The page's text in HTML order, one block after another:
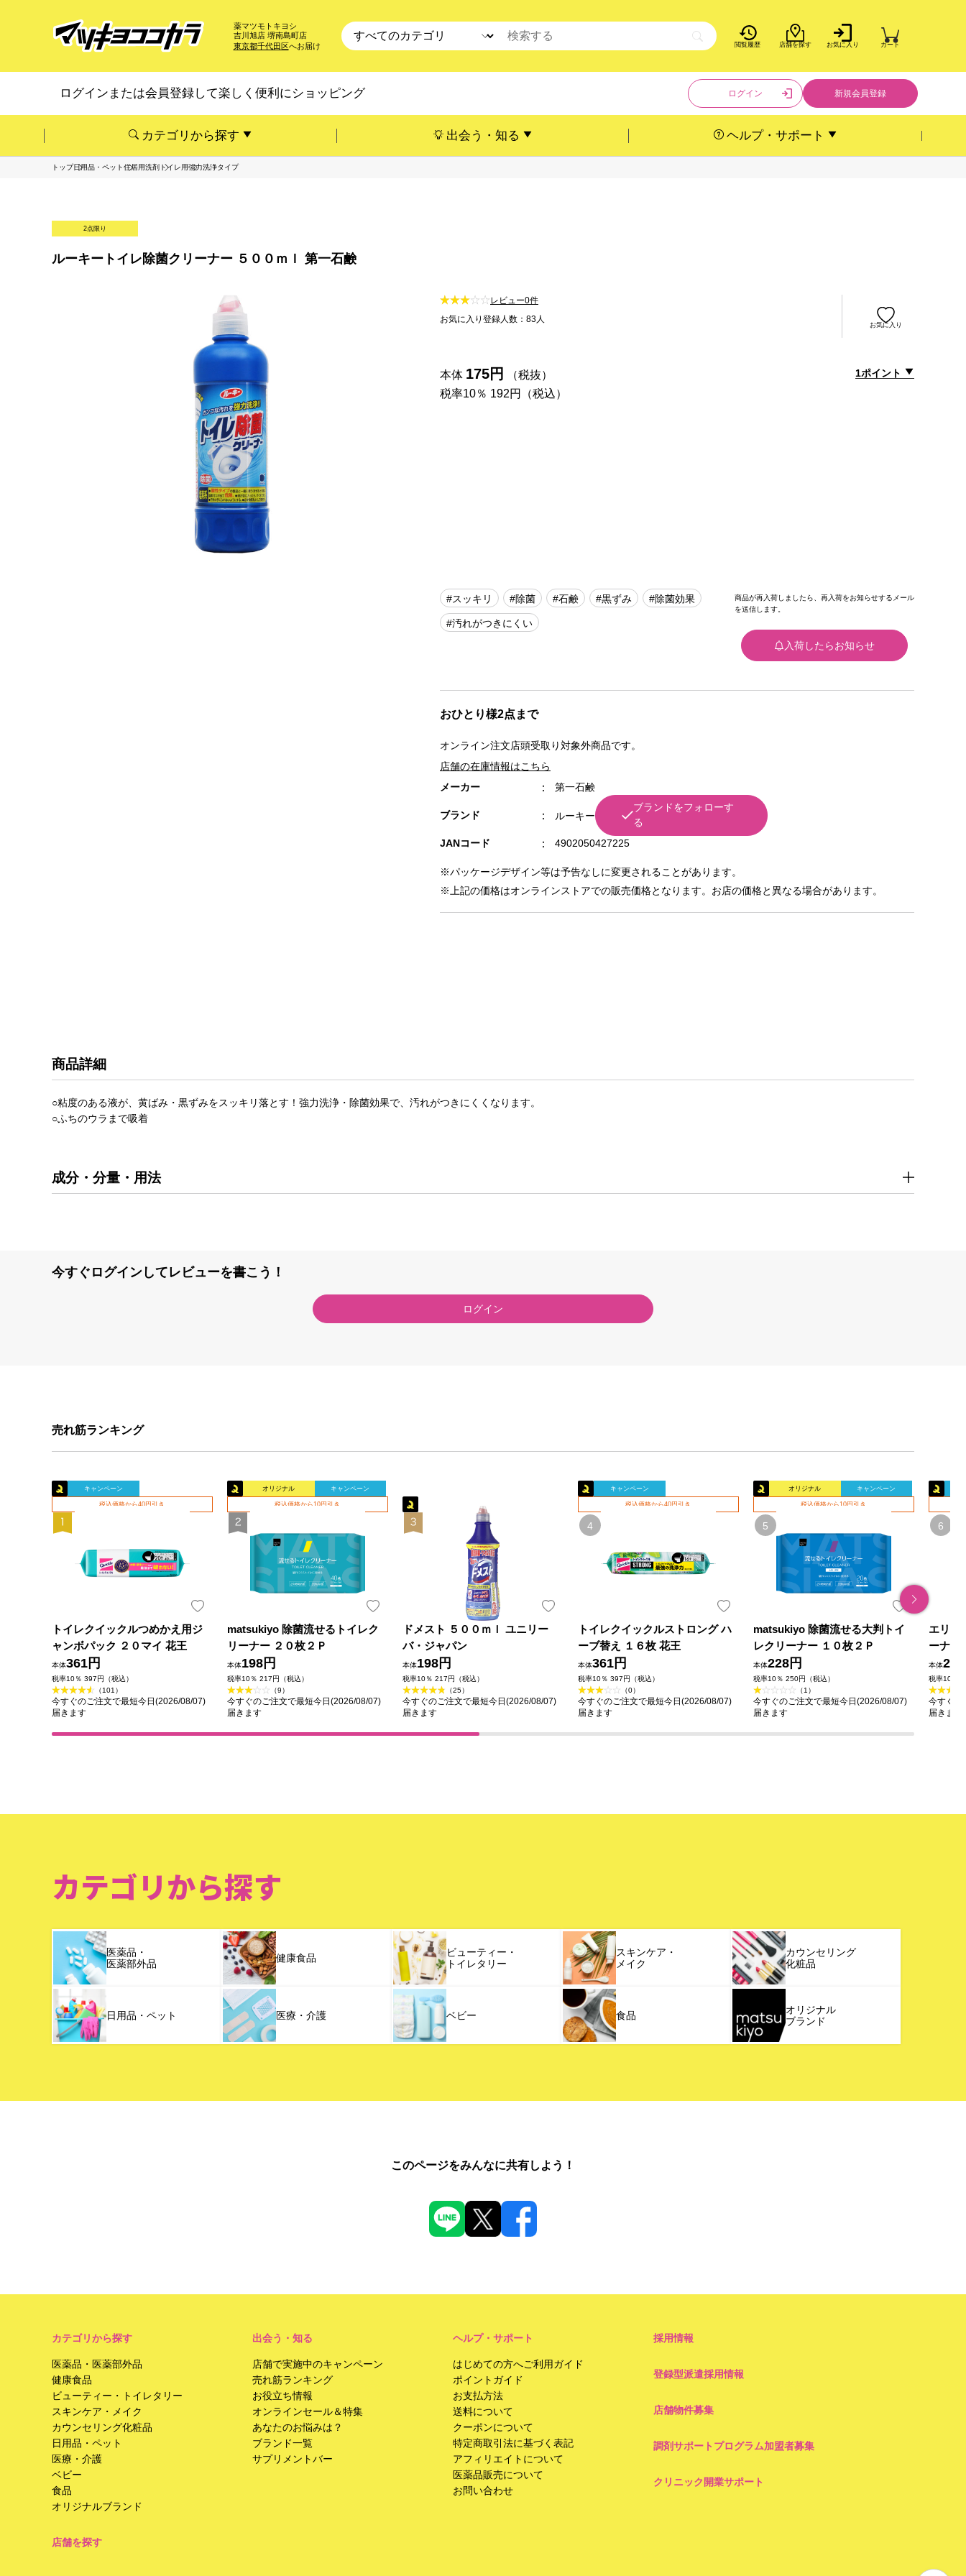
薬マツモトキヨシ
吉川旭店 堺南島町店
東京都千代田区へお届け 閲覧履歴 店舗を探す お気に入り カート
ログインまたは会員登録して楽しく便利にショッピング ログイン 新規会員登録
カテゴリから探す 出会う・知る ヘルプ・サポート
トップ日用品・ペット住居用洗剤 トイレ用強力洗浄タイプ
2点限り
ルーキートイレ除菌クリーナー ５００ｍｌ 第一石鹸
レビュー0件
お気に入り登録人数：83人
お気に入り
本体 175円
（税抜）
税率10％ 192円（税込）
1ポイント
#スッキリ #除菌 #石鹸 #黒ずみ #除菌効果
#汚れがつきにくい
おひとり様2点まで
オンライン注文店頭受取り対象外商品です。
店舗の在庫情報はこちら
メーカー 第一石鹸
ブランド ルーキー
ブランドをフォローす
る
JANコード
4902050427225
※パッケージデザイン等は予告なしに変更されることがあります。
※上記の価格はオンラインストアでの販売価格となります。お店の価格と異なる場合があります。
商品が再入荷しましたら、再入荷をお知らせするメール
を送信します。
入荷したらお知らせ
商品詳細
○粘度のある液が、黄ばみ・黒ずみをスッキリ落とす！強力洗浄・除菌効果で、汚れがつきにくくなります。
○ふちのウラまで吸着
成分・分量・用法
今すぐログインしてレビューを書こう！
ログイン
売れ筋ランキング
キャンペーン
税込価格から40円引き
トイレクイックルつめかえ用ジ
ャンボパック ２０マイ 花王
本体361円
税率10％ 397円（税込）
（101）
今すぐのご注文で最短今日(2026/08/07)
届きます
オリジナル キャンペーン
税込価格から10円引き
matsukiyo 除菌流せるトイレク
リーナー ２０枚２Ｐ
本体198円
税率10％ 217円（税込）
（9）
今すぐのご注文で最短今日(2026/08/07)
届きます
ドメスト ５００ｍｌ ユニリー
バ・ジャパン
本体198円
税率10％ 217円（税込）
（25）
今すぐのご注文で最短今日(2026/08/07)
届きます
キャンペーン
税込価格から40円引き
トイレクイックルストロング ハ
ーブ替え １６枚 花王
本体361円
税率10％ 397円（税込）
（0）
今すぐのご注文で最短今日(2026/08/07)
届きます
オリジナル キャンペーン
税込価格から10円引き
matsukiyo 除菌流せる大判トイ
レクリーナー １０枚２Ｐ
本体228円
税率10％ 250円（税込）
（1）
今すぐのご注文で最短今日(2026/08/07)
届きます
エリエ
ーナー
ト ク
用 １
本体
税率10％
今すぐの
届きます
カテゴリから探す
医薬品・
医薬部外品
健康食品
ビューティー・
トイレタリー
スキンケア・
メイク
カウンセリング
化粧品
日用品・ペット 医療・介護 ベビー 食品
オリジナル
ブランド
このページをみんなに共有しよう！
カテゴリから探す
医薬品・医薬部外品
健康食品
ビューティー・トイレタリー
スキンケア・メイク
カウンセリング化粧品
日用品・ペット
医療・介護
ベビー
食品
オリジナルブランド
店舗を探す
出会う・知る
店舗で実施中のキャンペーン
売れ筋ランキング
お役立ち情報
オンラインセール＆特集
あなたのお悩みは？
ブランド一覧
サプリメントバー
ヘルプ・サポート
はじめての方へご利用ガイド
ポイントガイド
お支払方法
送料について
クーポンについて
特定商取引法に基づく表記
アフィリエイトについて
医薬品販売について
お問い合わせ
採用情報
登録型派遣採用情報
店舗物件募集
調剤サポートプログラム加盟者募集
クリニック開業サポート